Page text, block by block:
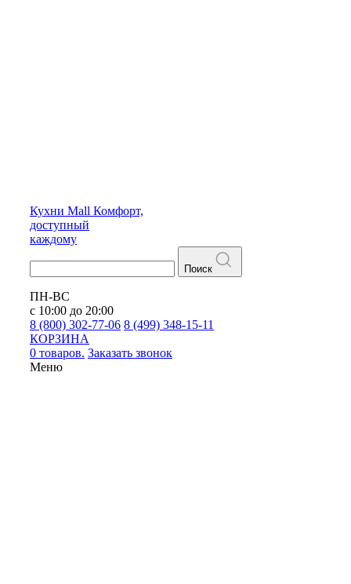
Кухни Mall Комфорт,
доступный
каждому
Поиск
ПН-ВС
с 10:00 до 20:00
8 (800) 302-77-06 8 (499) 348-15-11
КОРЗИНА
0 товаров. Заказать звонок
Меню